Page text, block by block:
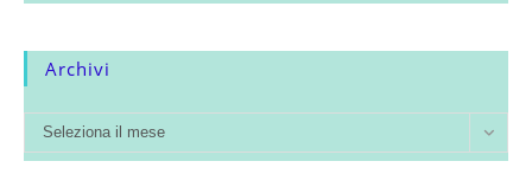
Archivi
Seleziona il mese